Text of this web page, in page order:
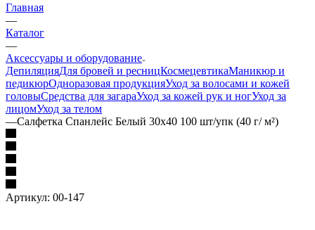
Главная
—
Каталог
—
Аксессуары и оборудование
ДепиляцияДля бровей и ресницКосмецевтикаМаникюр и
педикюрОдноразовая продукцияУход за волосами и кожей
головыСредства для загараУход за кожей рук и ногУход за
лицомУход за телом
—Салфетка Спанлейс Белый 30х40 100 шт/упк (40 г/ м²)
Артикул: 00-147